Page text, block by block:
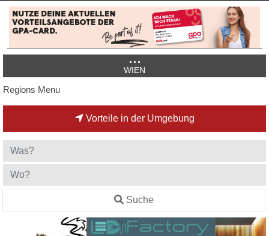
WIEN
Regions Menu
Vorteile in der Umgebung
Suche